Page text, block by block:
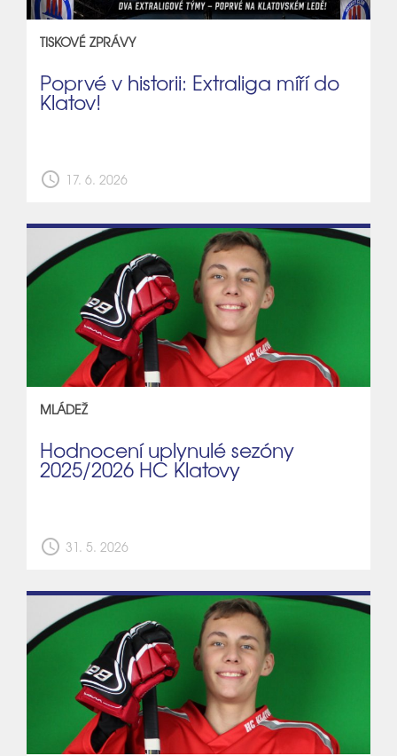
TISKOVÉ ZPRÁVY
Poprvé v historii: Extraliga míří do
Klatov!
schedule 17. 6. 2026
MLÁDEŽ
Hodnocení uplynulé sezóny
2025/2026 HC Klatovy
schedule 31. 5. 2026